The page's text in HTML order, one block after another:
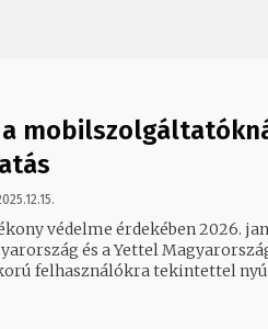
védelme érdekében 2026.
és a Yettel
felhasználókra tekintettel